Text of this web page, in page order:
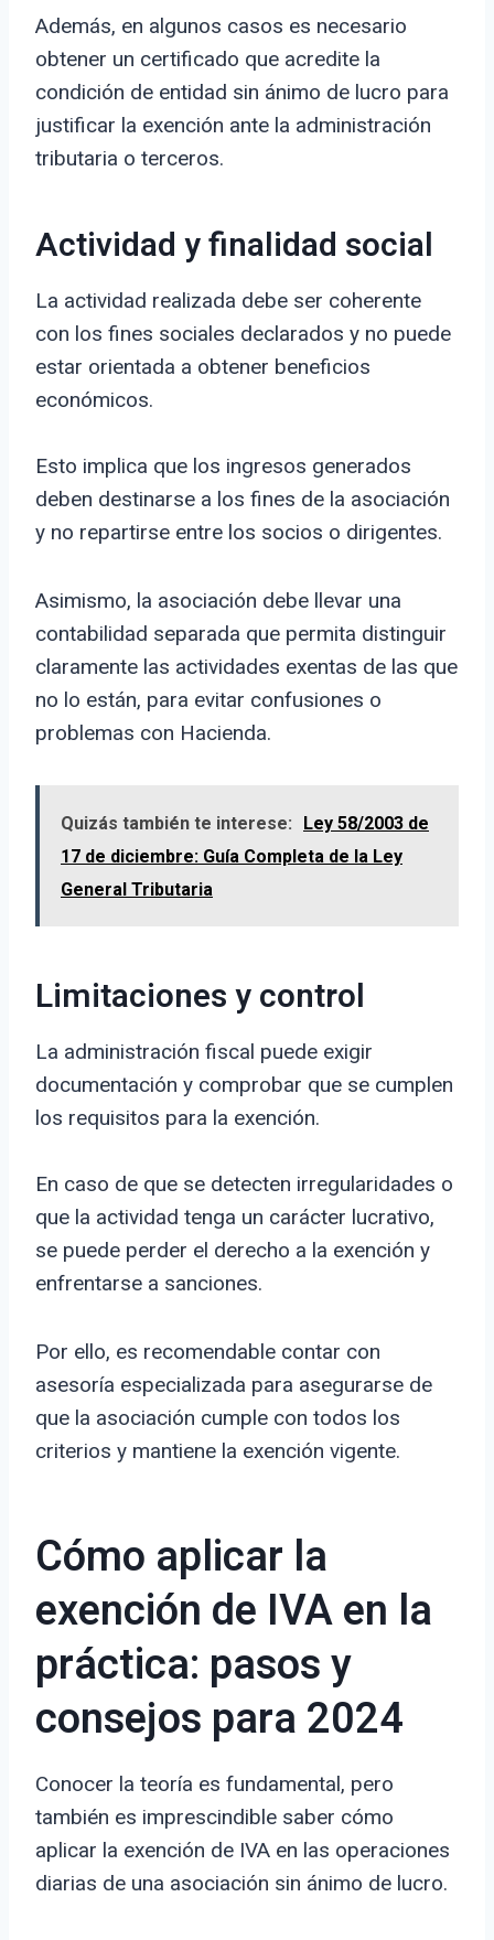
Además, en algunos casos es necesario
obtener un certificado que acredite la
condición de entidad sin ánimo de lucro para
justificar la exención ante la administración
tributaria o terceros.
Actividad y finalidad social
La actividad realizada debe ser coherente
con los fines sociales declarados y no puede
estar orientada a obtener beneficios
económicos.
Esto implica que los ingresos generados
deben destinarse a los fines de la asociación
y no repartirse entre los socios o dirigentes.
Asimismo, la asociación debe llevar una
contabilidad separada que permita distinguir
claramente las actividades exentas de las que
no lo están, para evitar confusiones o
problemas con Hacienda.
Quizás también te interese:
Ley 58/2003 de
17 de diciembre: Guía Completa de la Ley
General Tributaria
Limitaciones y control
La administración fiscal puede exigir
documentación y comprobar que se cumplen
los requisitos para la exención.
En caso de que se detecten irregularidades o
que la actividad tenga un carácter lucrativo,
se puede perder el derecho a la exención y
enfrentarse a sanciones.
Por ello, es recomendable contar con
asesoría especializada para asegurarse de
que la asociación cumple con todos los
criterios y mantiene la exención vigente.
Cómo aplicar la
exención de IVA en la
práctica: pasos y
consejos para 2024
Conocer la teoría es fundamental, pero
también es imprescindible saber cómo
aplicar la exención de IVA en las operaciones
diarias de una asociación sin ánimo de lucro.